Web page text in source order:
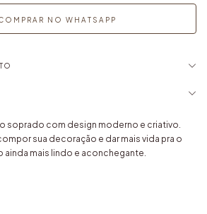
NO WHATSAPP
soprado com design moderno e criativo.
sua decoração e dar mais vida pra o
ainda mais lindo e aconchegante.